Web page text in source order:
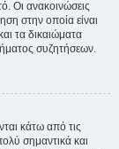
Οι ανακοινώσεις
στην οποία είναι
τα δικαιώματα
συζητήσεων.
κάτω από τις
σημαντικά και